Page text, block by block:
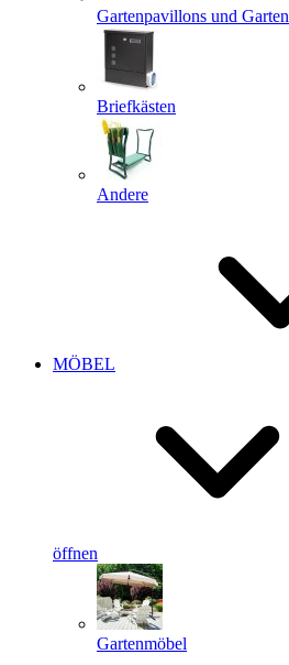
Gartenpavillons und
Briefkästen
Andere
MÖBEL
öffnen
Gartenmöbel